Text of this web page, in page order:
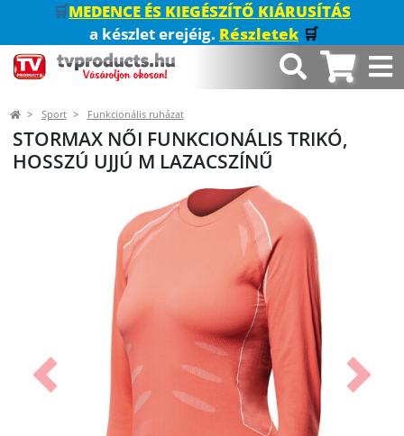
🛒MEDENCE ÉS KIEGÉSZÍTŐ KIÁRUSÍTÁS
a készlet erejéig. Részletek 🛒
Sport Funkcionális ruházat
STORMAX NŐI FUNKCIONÁLIS TRIKÓ,
HOSSZÚ UJJÚ M LAZACSZÍNŰ
Előző